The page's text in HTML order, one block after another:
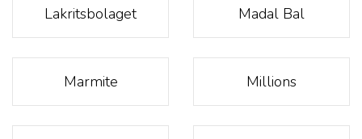
Lakritsbolaget Madal Bal
Marmite Millions